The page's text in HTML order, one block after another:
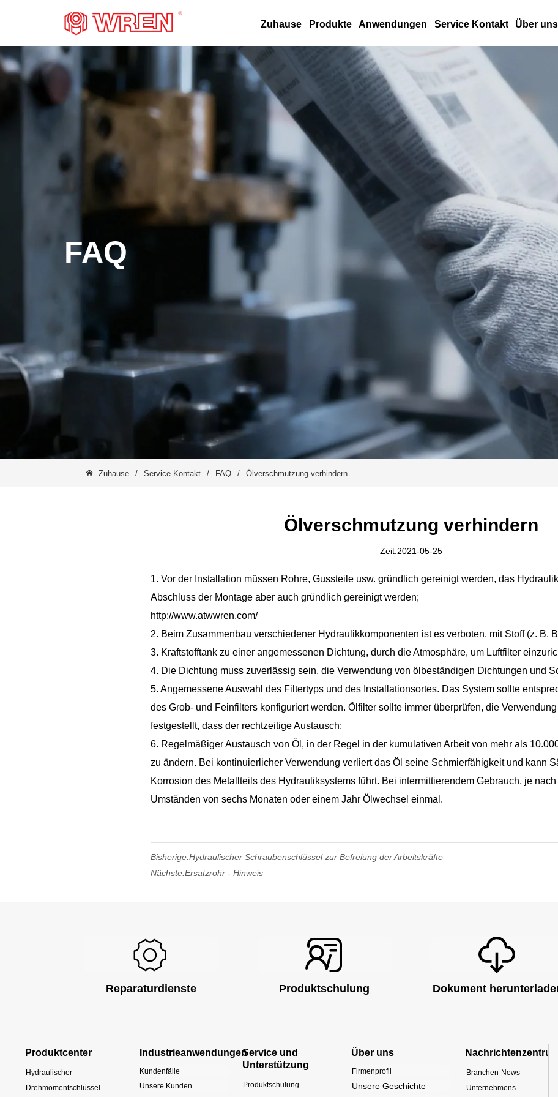
LOGO Zuhause Produkte Anwendungen Service Kontakt Über uns
FAQ
Zuhause / Service Kontakt / FAQ / Ölverschmutzung verhindern
Ölverschmutzung verhindern
Zeit:2021-05-25
1. Vor der Installation müssen Rohre, Gussteile usw. gründlich gereinigt werden, das
Abschluss der Montage aber auch gründlich gereinigt werden;
http://www.atwwren.com/
2. Beim Zusammenbau verschiedener Hydraulikkomponenten ist es verboten, mit Stoff (z. B.
3. Kraftstofftank zu einer angemessenen Dichtung, durch die Atmosphäre, um Luftfilter
4. Die Dichtung muss zuverlässig sein, die Verwendung von ölbeständigen Dichtungen und
5. Angemessene Auswahl des Filtertyps und des Installationsortes. Das System sollte
des Grob- und Feinfilters konfiguriert werden. Ölfilter sollte immer überprüfen, die
festgestellt, dass der rechtzeitige Austausch;
6. Regelmäßiger Austausch von Öl, in der Regel in der kumulativen Arbeit von mehr als
zu ändern. Bei kontinuierlicher Verwendung verliert das Öl seine Schmierfähigkeit und kann
Korrosion des Metallteils des Hydrauliksystems führt. Bei intermittierendem Gebrauch, je
Umständen von sechs Monaten oder einem Jahr Ölwechsel einmal.
Bisherige:Hydraulischer Schraubenschlüssel zur Befreiung der Arbeitskräfte
Nächste:Ersatzrohr - Hinweis
Reparaturdienste Produktschulung Dokument
Produktcenter
Hydraulischer
Drehmomentschlüssel
Industrieanwendungen
Kundenfälle
Unsere Kunden
Service und
Unterstützung
Produktschulung
Über uns
Firmenprofil
Unsere Geschichte
Nachrichtenzentrum
Branchen-News
Unternehmens